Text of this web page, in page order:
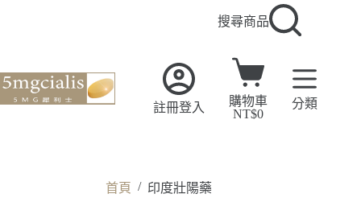
搜尋商品
註冊登入
購物車
NT$0
分類
首頁 / 印度壯陽藥